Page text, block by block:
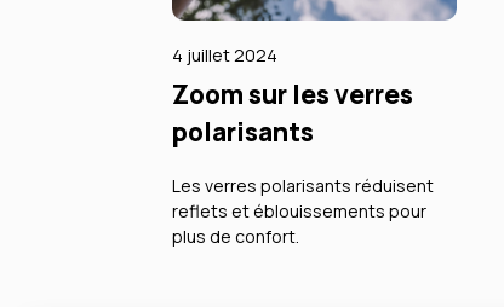
4 juillet 2024
Zoom sur les verres
polarisants
Les verres polarisants réduisent
reflets et éblouissements pour
plus de confort.